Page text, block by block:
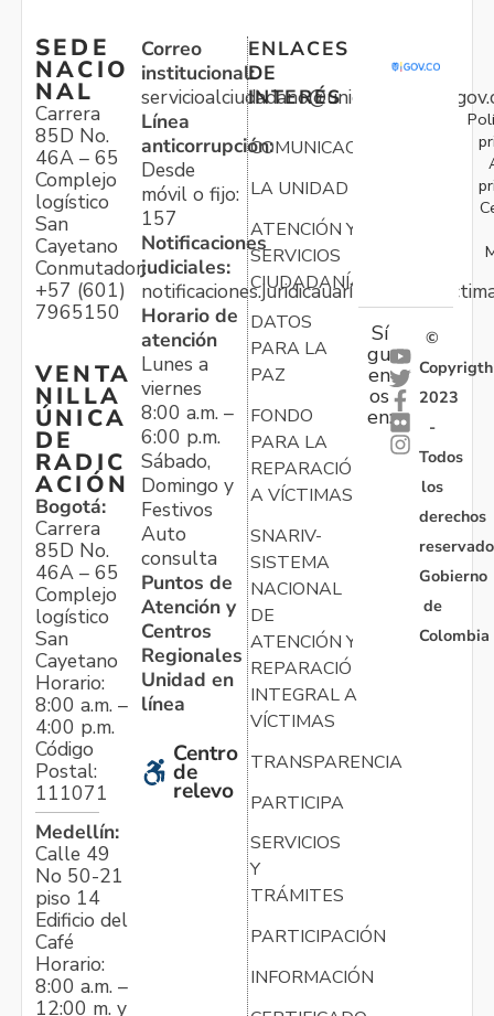
SEDE
NACIO
NAL
Carrera
85D No.
46A – 65
Complejo
logístico
San
Cayetano
Conmutador:
+57 (601)
7965150
VENTA
NILLA
ÚNICA
DE
RADIC
ACIÓN
Bogotá:
Carrera
85D No.
46A – 65
Complejo
logístico
San
Cayetano
Horario:
8:00 a.m. –
4:00 p.m.
Código
Postal:
111071
Medellín:
Calle 49
No 50-21
piso 14
Edificio del
Café
Horario:
8:00 a.m. –
12:00 m. y
Correo
institucional:
Línea
anticorrupción:
Desde
móvil o fijo:
157
Notificaciones
judiciales:
Horario de
atención
Lunes a
viernes
8:00 a.m. –
6:00 p.m.
Sábado,
Domingo y
Festivos
Auto
consulta
Puntos de
Atención y
Centros
Regionales
Unidad en
línea
Centro
de
relevo
ENLACES
DE
INTERÉS
COMUNICACIONES
LA UNIDAD
ATENCIÓN Y
SERVICIOS
CIUDADANÍA
DATOS
PARA LA
PAZ
FONDO
PARA LA
REPARACIÓN
A VÍCTIMAS
SNARIV-
SISTEMA
NACIONAL
DE
ATENCIÓN Y
REPARACIÓN
INTEGRAL A
VÍCTIMAS
TRANSPARENCIA
PARTICIPA
SERVICIOS
Y
TRÁMITES
PARTICIPACIÓN
INFORMACIÓN
Sí
gu
en
os
en:
©
Copyrigth
2023
-
Todos
los
derechos
Gobierno
de
Colombia